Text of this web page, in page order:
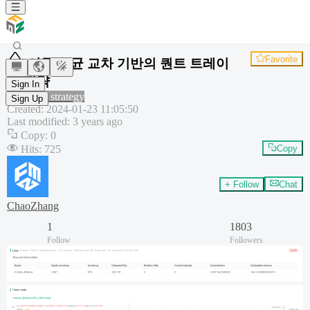
Sign In
Sign Up
이동 평균 교차 기반의 퀀트 트레이
딩 전략
Favorite
Common strategy
Created:2024-01-23 11:05:50
Last modified: 3 years ago
Copy: 0
Hits: 725 Copy
ChaoZhang
+ Follow Chat
1
Follow
1803
Followers